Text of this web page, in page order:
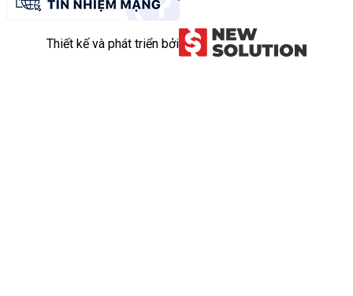
Thiết kế và phát triển bởi